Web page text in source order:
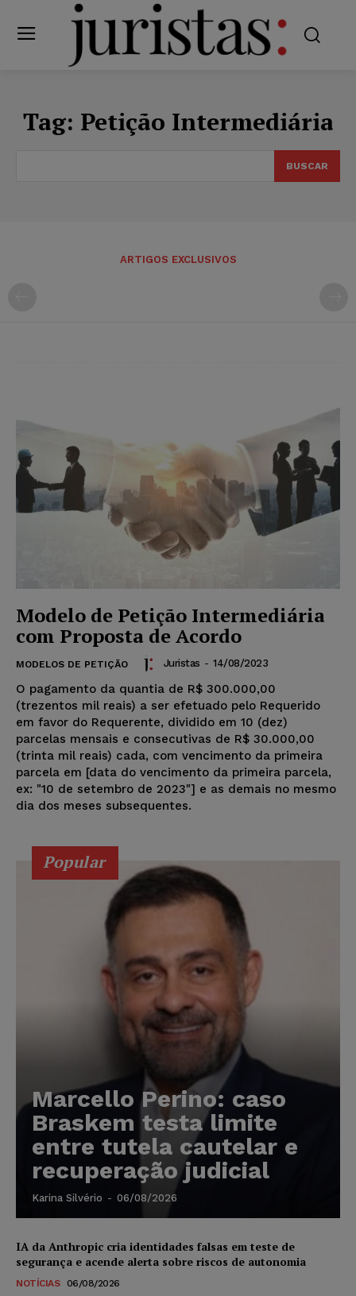
Tag: Petição Intermediária
BUSCAR
ARTIGOS EXCLUSIVOS
Modelo de Petição Intermediária
com Proposta de Acordo
MODELOS DE PETIÇÃO Juristas - 14/08/2023
O pagamento da quantia de R$ 300.000,00
(trezentos mil reais) a ser efetuado pelo Requerido
em favor do Requerente, dividido em 10 (dez)
parcelas mensais e consecutivas de R$ 30.000,00
(trinta mil reais) cada, com vencimento da primeira
parcela em [data do vencimento da primeira parcela,
ex: "10 de setembro de 2023"] e as demais no mesmo
dia dos meses subsequentes.
Popular
Marcello Perino: caso
Braskem testa limite
entre tutela cautelar e
recuperação judicial
Karina Silvério - 06/08/2026
IA da Anthropic cria identidades falsas em teste de
segurança e acende alerta sobre riscos de autonomia
NOTÍCIAS 06/08/2026